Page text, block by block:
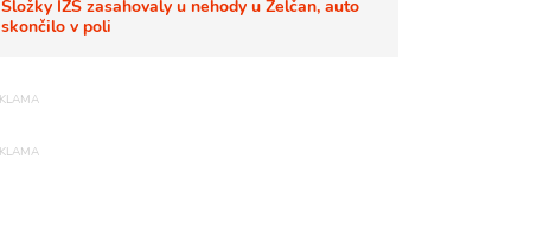
Složky IZS zasahovaly u nehody u Želčan, auto
skončilo v poli